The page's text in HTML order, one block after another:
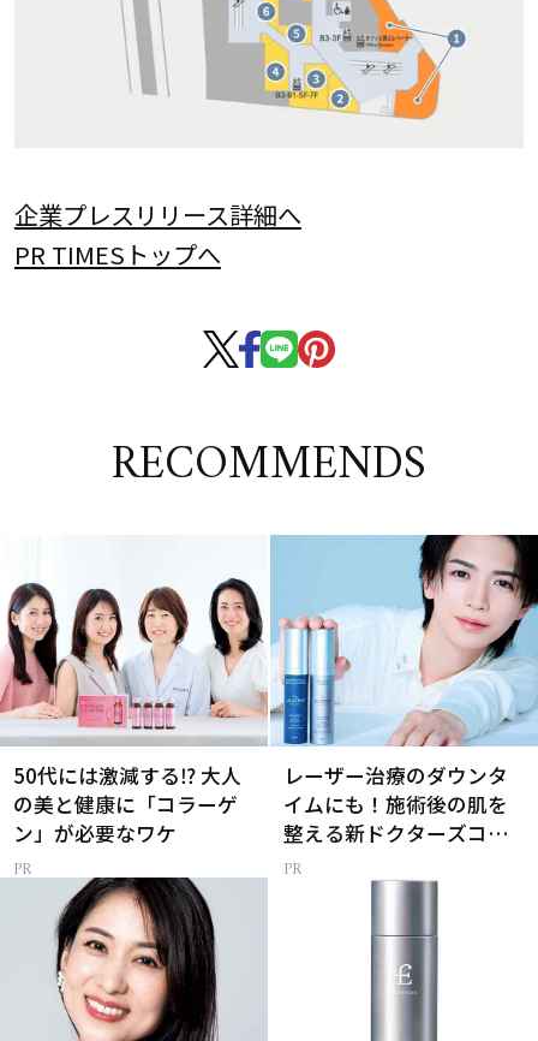
企業プレスリリース詳細へ
PR TIMESトップへ
RECOMMENDS
50代には激減する⁉ 大人
の美と健康に「コラーゲ
ン」が必要なワケ
レーザー治療のダウンタ
イムにも！施術後の肌を
整える新ドクターズコス
メ